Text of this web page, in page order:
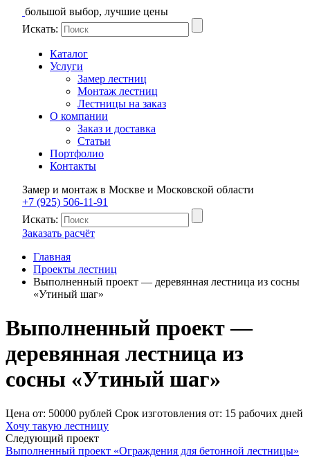
большой выбор, лучшие цены
Искать:
Каталог
Услуги
Замер лестниц
Монтаж лестниц
Лестницы на заказ
О компании
Заказ и доставка
Статьи
Портфолио
Контакты
Замер и монтаж в Москве и Московской области
+7 (925) 506-11-91
Искать:
Заказать расчёт
Главная
Проекты лестниц
Выполненный проект — деревянная лестница из сосны
«Утиный шаг»
Выполненный проект —
деревянная лестница из
сосны «Утиный шаг»
Цена от: 50000 рублей Срок изготовления от: 15 рабочих дней
Хочу такую лестницу
Следующий проект
Выполненный проект «Ограждения для бетонной лестницы»